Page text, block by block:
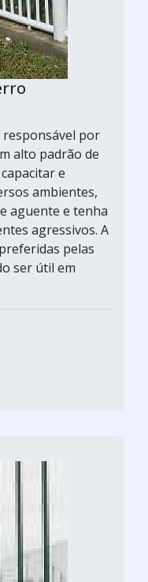
responsável por
alto padrão de
e
ambientes,
aguente e tenha
agressivos. A
pelas
ser útil em